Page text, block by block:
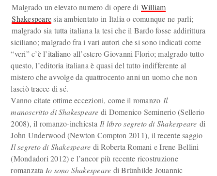
Malgrado un elevato numero di opere di William
Shakespearesia ambientato in Italia o comunque ne parli;
malgrado sia tutta italiana la tesi che il Bardo fosse addirittura
siciliano; malgrado fra i vari autori che si sono indicati come
“veri” c’è l’italiano all’estero Giovanni Florio; malgrado tutto
questo, l’editoria italiana è quasi del tutto indifferente al
mistero che avvolge da quattrocento anni un uomo che non
lasciò tracce di sé.
Vanno citate ottime eccezioni, come il romanzo Il
manoscritto di Shakespeare di Domenico Seminerio (Sellerio
2008), il romanzo-inchiesta Il libro segreto di Shakespeare di
John Underwood (Newton Compton 2011), il recente saggio
Il segreto di Shakespeare di Roberta Romani e Irene Bellini
(Mondadori 2012) e l’ancor più recente ricostruzione
romanzata Io sono Shakespeare di Brünhilde Jouannic